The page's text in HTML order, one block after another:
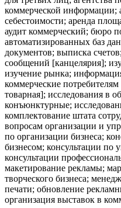
коммерческой информации;
себестоимости; аренда
аудит коммерческий; бюро
автоматизированных баз
документов; выписка
сообщений [канцелярия];
изучение рынка;
коммерческие
товарная]; исследования в
конъюнктурные;
комплектование штата
вопросам организации и
по организации бизнеса;
бизнесом; консультации по
консультации
макетирование рекламы;
творческого бизнеса;
печати; обновление
организация выставок в